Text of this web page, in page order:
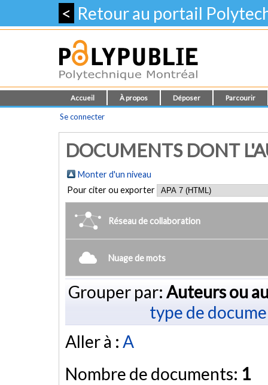
< Retour au portail
Accueil À propos Déposer Parcourir
Se connecter
DOCUMENTS DONT
Monter d'un niveau
Pour citer ou exporter
Réseau de collaboration
Nuage de mots
Grouper par: Auteurs ou
type de
Aller à : A
Nombre de documents: 1